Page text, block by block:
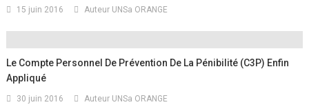
15 juin 2016 Auteur UNSa ORANGE
Le Compte Personnel De Prévention De La Pénibilité (C3P) Enfin
Appliqué
30 juin 2016 Auteur UNSa ORANGE